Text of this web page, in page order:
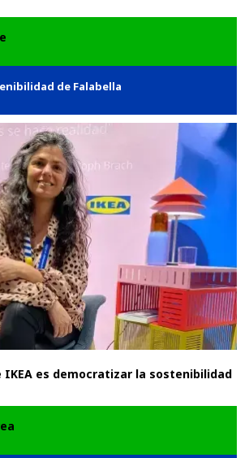
de Falabella
IKEA es democratizar la sostenibilidad